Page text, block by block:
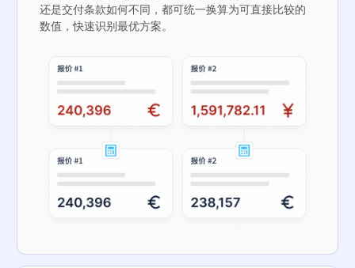
还是交付条款如何不同，都可统一换算为可直接比较的
数值，快速识别最优方案。